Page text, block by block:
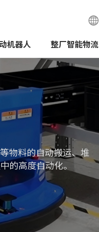
机器人 整厂智能物流
物料的自动搬运、堆
的高度自动化。